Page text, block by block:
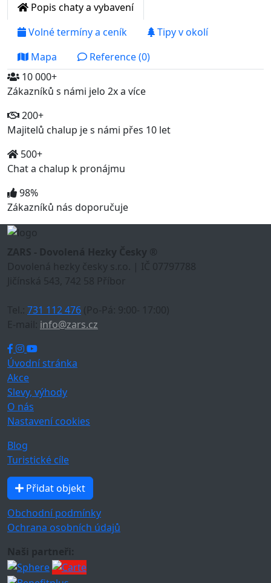
Popis chaty a vybavení
Volné termíny a ceník
Tipy v okolí
Mapa
Reference (0)
10 000+
Zákazníků s námi jelo 2x a více
200+
Majitelů chalup je s námi přes 10 let
500+
Chat a chalup k pronájmu
98%
Zákazníků nás doporučuje
ZARS - Dovolená Hezky Česky ®
Dovolená hezky česky s.r.o. | IČ 07797788
Jičínská 543, 742 58 Příbor
Tel.: 731 112 476 (Po-Pá: 9:00- 17:00)
E-mail: info@zars.cz
Úvodní stránka
Akce
Slevy, výhody
O nás
Nastavení cookies
Blog
Turistické cíle
Přidat objekt
Obchodní podmínky
Ochrana osobních údajů
Naši partneři: